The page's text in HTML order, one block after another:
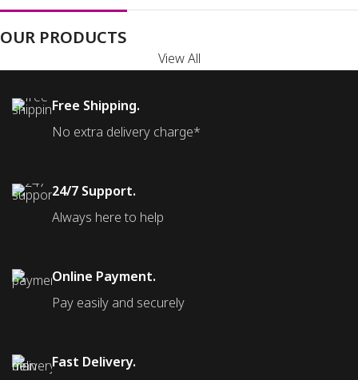
OUR PRODUCTS
View All
Free Shipping.
No extra delivery charge*
24/7 Support.
Always here to help
Online Payment.
Pay easily and securely
Fast Delivery.